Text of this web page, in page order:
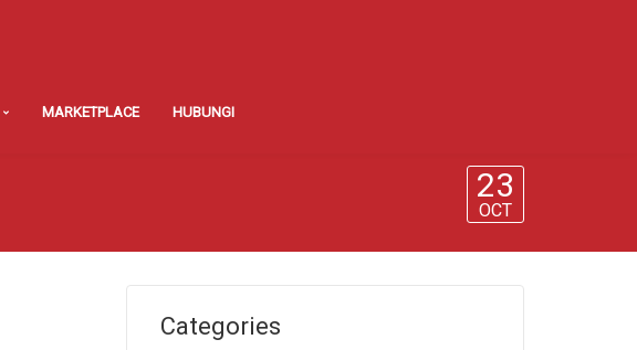
MARKETPLACE HUBUNGI
23
OCT
Categories